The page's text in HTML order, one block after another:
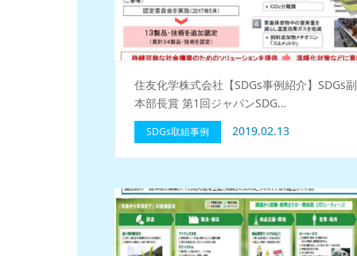
住友化学株式会社【SDGs事例紹介】SDGs副
本部長賞 第1回ジャパンSDG…
SDGs取組事例 2019.02.13